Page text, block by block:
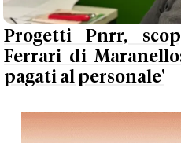
Progetti Pnrr,
Ferrari di
pagati al personale'